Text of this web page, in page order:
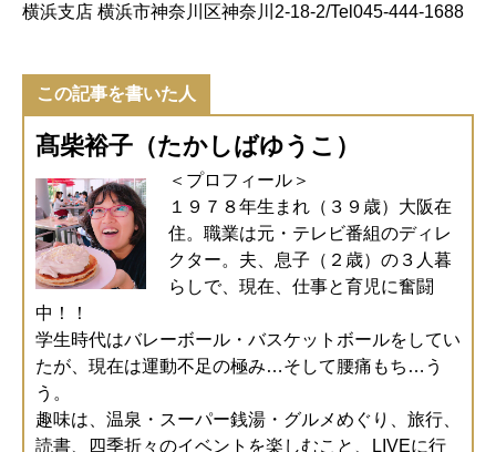
横浜支店 横浜市神奈川区神奈川2-18-2/Tel045-444-1688
この記事を書いた人
髙柴裕子（たかしばゆうこ）
＜プロフィール＞
１９７８年生まれ（３９歳）大阪在
住。職業は元・テレビ番組のディレ
クター。夫、息子（２歳）の３人暮
らしで、現在、仕事と育児に奮闘
中！！
学生時代はバレーボール・バスケットボールをしてい
たが、現在は運動不足の極み…そして腰痛もち…う
う。
趣味は、温泉・スーパー銭湯・グルメめぐり、旅行、
読書、四季折々のイベントを楽しむこと、LIVEに行